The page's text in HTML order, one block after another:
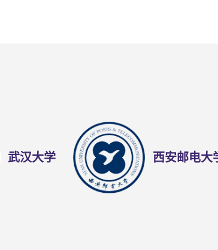
武汉大学 西安邮电大